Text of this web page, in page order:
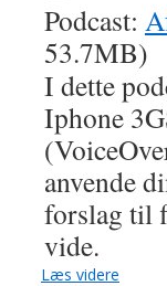
Podcast:
53.7MB)
I dette
Iphone
anvende
forslag til
vide.
Læs videre